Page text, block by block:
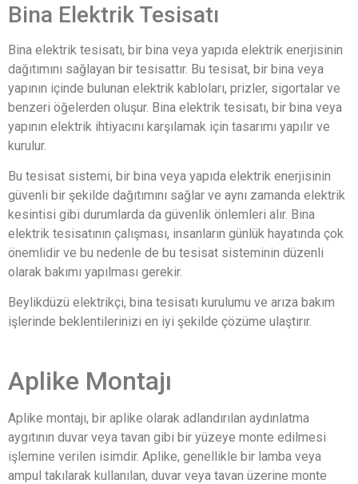
Bina Elektrik Tesisatı
Bina elektrik tesisatı, bir bina veya yapıda elektrik enerjisinin
dağıtımını sağlayan bir tesisattır. Bu tesisat, bir bina veya
yapının içinde bulunan elektrik kabloları, prizler, sigortalar ve
benzeri öğelerden oluşur. Bina elektrik tesisatı, bir bina veya
yapının elektrik ihtiyacını karşılamak için tasarımı yapılır ve
kurulur.
Bu tesisat sistemi, bir bina veya yapıda elektrik enerjisinin
güvenli bir şekilde dağıtımını sağlar ve aynı zamanda elektrik
kesintisi gibi durumlarda da güvenlik önlemleri alır. Bina
elektrik tesisatının çalışması, insanların günlük hayatında çok
önemlidir ve bu nedenle de bu tesisat sisteminin düzenli
olarak bakımı yapılması gerekir.
Beylikdüzü elektrikçi, bina tesisatı kurulumu ve arıza bakım
işlerinde beklentilerinizi en iyi şekilde çözüme ulaştırır.
Aplike Montajı
Aplike montajı, bir aplike olarak adlandırılan aydınlatma
aygıtının duvar veya tavan gibi bir yüzeye monte edilmesi
işlemine verilen isimdir. Aplike, genellikle bir lamba veya
ampul takılarak kullanılan, duvar veya tavan üzerine monte